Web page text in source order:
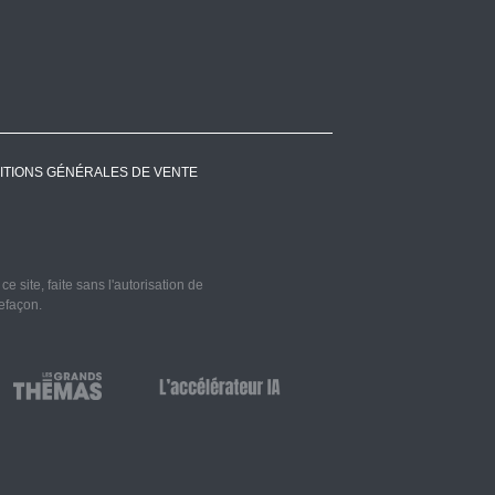
GÉNÉRALES DE VENTE
site, faite sans l'autorisation de